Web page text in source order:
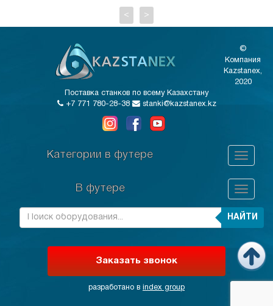
< >
©
Компания
Kazstanex,
2020
Поставка станков по всему Казахстану
+7 771 780-28-38
stanki@kazstanex.kz
Категории в футере
В футере
НАЙТИ
Заказать звонок
разработано в index group